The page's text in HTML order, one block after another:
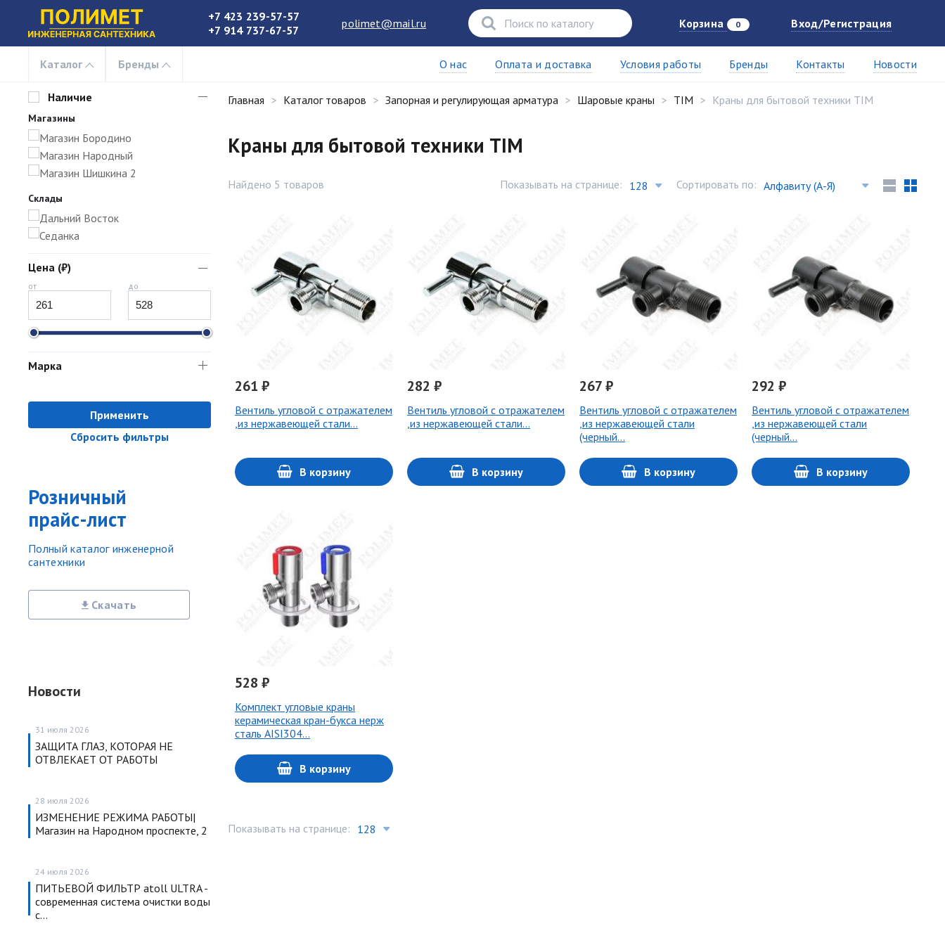
+7 423 239-57-57
+7 914 737-67-57
polimet@mail.ru Корзина 0 Вход/Регистрация
Каталог Бренды О нас Оплата и доставка Условия работы Бренды Контакты Новости
Наличие
Магазины
Магазин Бородино
Магазин Народный
Магазин Шишкина 2
Склады
Дальний Восток
Седанка
Цена (₽)
от до
Марка
Применить
Сбросить фильтры
Розничный
прайс-лист
Полный каталог инженерной
сантехники
Скачать
Новости
31 июля 2026
ЗАЩИТА ГЛАЗ, КОТОРАЯ НЕ
ОТВЛЕКАЕТ ОТ РАБОТЫ
28 июля 2026
ИЗМЕНЕНИЕ РЕЖИМА РАБОТЫ|
Магазин на Народном проспекте, 2
24 июля 2026
ПИТЬЕВОЙ ФИЛЬТР atoll ULTRA -
современная система очистки воды
с…
Главная Каталог товаров Запорная и регулирующая арматура Шаровые краны TIM Краны для бытовой техники TIM
Краны для бытовой техники TIM
Найдено 5 товаров Показывать на странице: Сортировать по:
261 ₽
Вентиль угловой с отражателем
,из нержавеющей стали…
В корзину
282 ₽
Вентиль угловой с отражателем
,из нержавеющей стали…
В корзину
267 ₽
Вентиль угловой с отражателем
,из нержавеющей стали
(черный…
В корзину
292 ₽
Вентиль угловой с отражателем
,из нержавеющей стали
(черный…
В корзину
528 ₽
Комплект угловые краны
керамическая кран-букса нерж
сталь АISI304…
В корзину
Показывать на странице: